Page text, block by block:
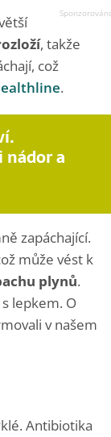
, takže
což
.
a
zapáchající.
může vést k
plynů.
lepkem. O
v našem
Antibiotika